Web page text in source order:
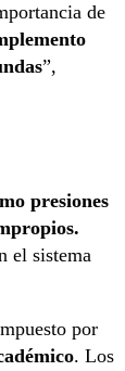
de
”,
presiones
el sistema
por
. Los